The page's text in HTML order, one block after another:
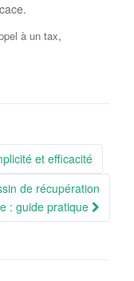
à un tax,
et efficacité
de récupération
: guide pratique